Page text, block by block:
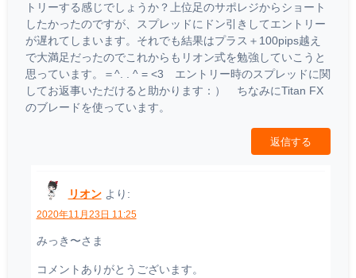
トリーする感じでしょうか？上位足のサポレジからショート
したかったのですが、スプレッドにドン引きしてエントリー
が遅れてしまいます。それでも結果はプラス＋100pips越え
で大満足だったのでこれからもリオン式を勉強していこうと
思っています。＝^. . ^ = <3 エントリー時のスプレッドに関
してお返事いただけると助かります：） ちなみにTitan FX
のブレードを使っています。
返信する
リオン より:
2020年11月23日 11:25
みっき〜さま
コメントありがとうございます。